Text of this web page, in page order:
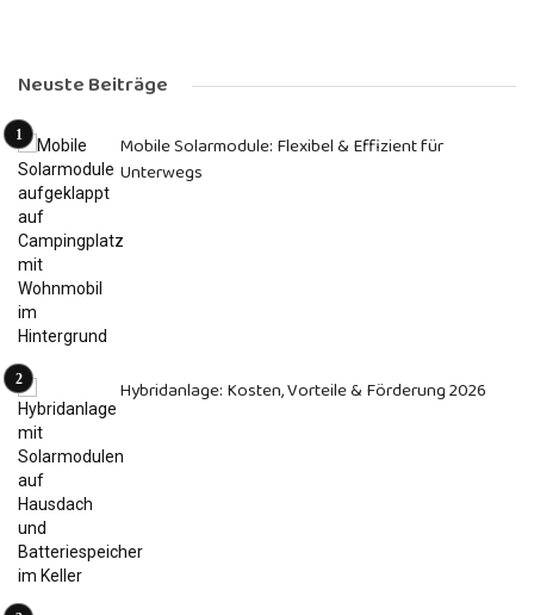
Neuste Beiträge
Mobile Solarmodule: Flexibel & Effizient für
Unterwegs
Hybridanlage: Kosten, Vorteile & Förderung 2026